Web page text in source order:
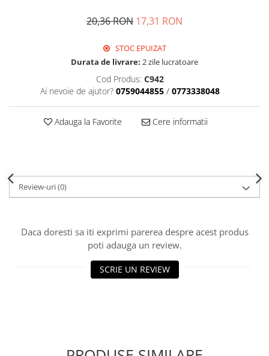
20,36 RON 17,31 RON
STOC EPUIZAT
Durata de livrare: 2 zile lucratoare
Cod Produs: C942
Ai nevoie de ajutor? 0759044855 / 0773338048
Adauga la Favorite Cere informatii
Review-uri(0)
Daca doresti sa iti exprimi parerea despre acest produs
poti adauga un review.
SCRIE UN REVIEW